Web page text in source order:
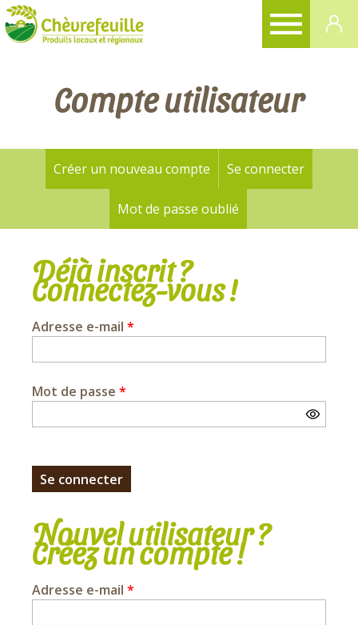
Compte utilisateur
Onglets
principaux
Créer un nouveau compte Se connecter(onglet
Mot de passe oublié
Déjà inscrit ?
Connectez-vous !
Adresse e-mail *
Mot de passe *
Nouvel utilisateur ?
Créez un compte !
Adresse e-mail *